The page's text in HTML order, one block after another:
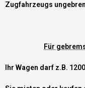
Zugfahrzeugs
Für
Ihr Wagen darf z.B.